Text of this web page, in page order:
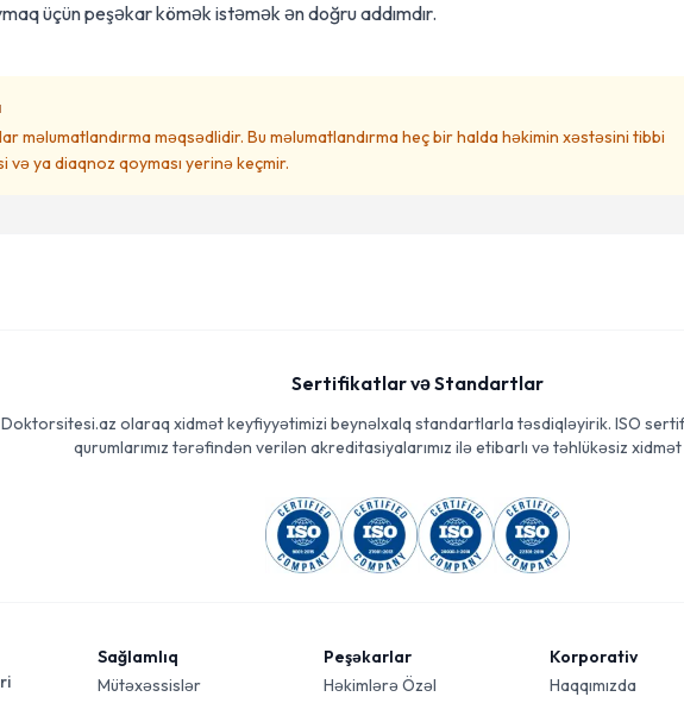
üçün peşəkar kömək istəmək ən doğru addımdır.
məlumatlandırma məqsədlidir. Bu məlumatlandırma heç bir halda həkimin xəstəsini tibbi
və ya diaqnoz qoyması yerinə keçmir.
Sertifikatlar və Standartlar
Doktorsitesi.az olaraq xidmət keyfiyyətimizi beynəlxalq standartlarla təsdiqləyirik. ISO
qurumlarımız tərəfindən verilən akreditasiyalarımız ilə etibarlı və təhlükəsiz
Sağlamlıq
Mütəxəssislər
Peşəkarlar
Həkimlərə Özəl
Korporativ
Haqqımızda